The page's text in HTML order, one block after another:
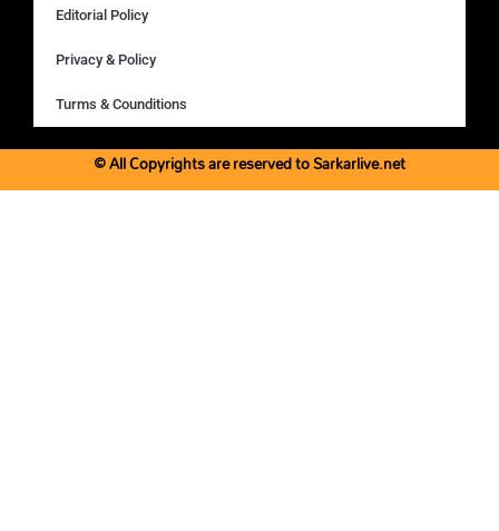
Editorial Policy
Privacy & Policy
Turms & Counditions
© All Copyrights are reserved to Sarkarlive.net